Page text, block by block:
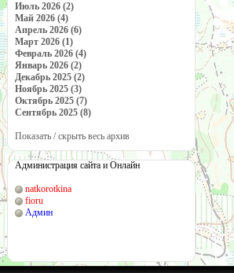
Июль 2026 (2)
Май 2026 (4)
Апрель 2026 (6)
Март 2026 (1)
Февраль 2026 (4)
Январь 2026 (2)
Декабрь 2025 (2)
Ноябрь 2025 (3)
Октябрь 2025 (7)
Сентябрь 2025 (8)
Показать / скрыть весь архив
Администрация сайта и Онлайн
natkorotkina
fioru
Админ